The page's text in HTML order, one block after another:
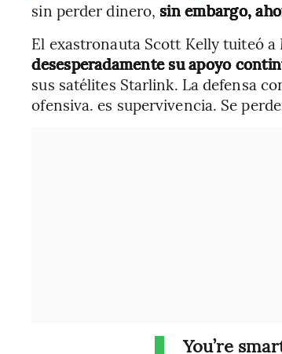
sin perder dinero, sin embargo,
El exastronauta Scott Kelly tuiteó a
desesperadamente su apoyo
sus satélites Starlink. La defensa
ofensiva. es supervivencia. Se
You’re